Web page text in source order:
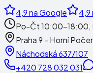
4,9na Google 4,9
Po-Čt 10:00-18:00,
Praha 9 - Horní
Náchodská 637/107
+420 728 032 031